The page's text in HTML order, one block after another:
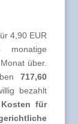
4,90 EUR
über.
717,60
bezahlt
für